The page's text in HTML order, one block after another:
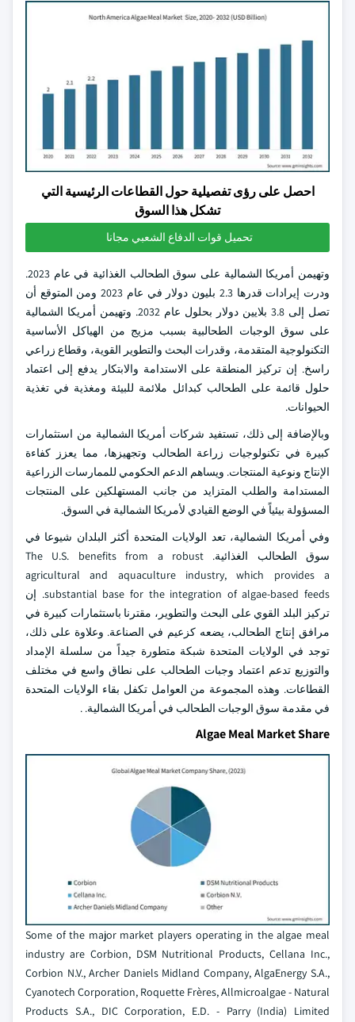
احصل على رؤى تفصيلية حول القطاعات الرئيسية التي
تشكل هذا السوق
تحميل قوات الدفاع الشعبي مجانا
وتهيمن أمريكا الشمالية على سوق الطحالب الغذائية في عام 2023.
ودرت إيرادات قدرها 2.3 بليون دولار في عام 2023 ومن المتوقع أن
تصل إلى 3.8 بلايين دولار بحلول عام 2032. وتهيمن أمريكا الشمالية
على سوق الوجبات الطحالبية بسبب مزيج من الهياكل الأساسية
التكنولوجية المتقدمة، وقدرات البحث والتطوير القوية، وقطاع زراعي
راسخ. إن تركيز المنطقة على الاستدامة والابتكار يدفع إلى اعتماد
حلول قائمة على الطحالب كبدائل ملائمة للبيئة ومغذية في تغذية
الحيوانات.
وبالإضافة إلى ذلك، تستفيد شركات أمريكا الشمالية من استثمارات
كبيرة في تكنولوجيات زراعة الطحالب وتجهيزها، مما يعزز كفاءة
الإنتاج ونوعية المنتجات. ويساهم الدعم الحكومي للممارسات الزراعية
المستدامة والطلب المتزايد من جانب المستهلكين على المنتجات
المسؤولة بيئياً في الوضع القيادي لأمريكا الشمالية في السوق.
وفي أمريكا الشمالية، تعد الولايات المتحدة أكثر البلدان شيوعا في
سوق الطحالب الغذائية. The U.S. benefits from a robust
agricultural and aquaculture industry, which provides a
substantial base for the integration of algae-based feeds. إن
تركيز البلد القوي على البحث والتطوير، مقترنا باستثمارات كبيرة في
مرافق إنتاج الطحالب، يضعه كزعيم في الصناعة. وعلاوة على ذلك،
توجد في الولايات المتحدة شبكة متطورة جيداً من سلسلة الإمداد
والتوزيع تدعم اعتماد وجبات الطحالب على نطاق واسع في مختلف
القطاعات. وهذه المجموعة من العوامل تكفل بقاء الولايات المتحدة
في مقدمة سوق الوجبات الطحالب في أمريكا الشمالية. .
Algae Meal Market Share
Some of the major market players operating in the algae meal
industry are Corbion, DSM Nutritional Products, Cellana Inc.,
Corbion N.V., Archer Daniels Midland Company, AlgaEnergy S.A.,
Cyanotech Corporation, Roquette Frères, Allmicroalgae - Natural
Products S.A., DIC Corporation, E.D. - Parry (India) Limited